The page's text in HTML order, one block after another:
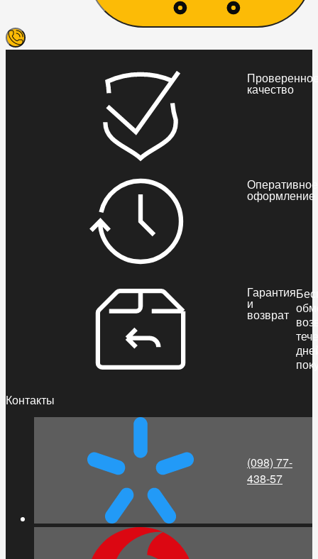
качество
Оперативное
оформление
Гарантия
и
возврат
Контакты
(098) 77-
438-57